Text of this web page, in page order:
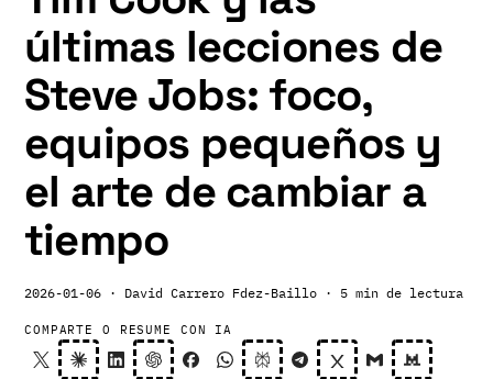
últimas lecciones de
Steve Jobs: foco,
equipos pequeños y
el arte de cambiar a
tiempo
2026-01-06 · David Carrero Fdez-Baillo · 5 min de lectura
COMPARTE O RESUME CON IA